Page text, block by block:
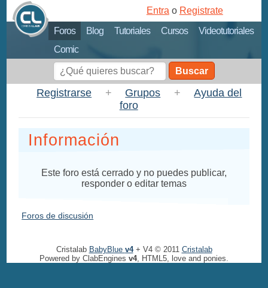
Foros Blog Tutoriales Cursos
Videotutoriales
Comic
Entra o Registrate
Buscar
Registrarse + Grupos +
Ayuda del
foro
Información
Este foro está cerrado y no puedes publicar,
responder o editar temas
Foros de discusión
Cristalab BabyBlue v4+ V4 © 2011 Cristalab
Powered by ClabEngines v4, HTML5, love and ponies.